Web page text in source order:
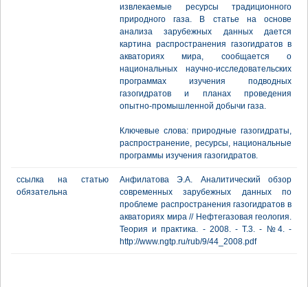
извлекаемые ресурсы традиционного
природного газа. В статье на основе
анализа зарубежных данных дается
картина распространения газогидратов в
акваториях мира, сообщается о
национальных научно-исследовательских
программах изучения подводных
газогидратов и планах проведения
опытно-промышленной добычи газа.
Ключевые слова: природные газогидраты,
распространение, ресурсы, национальные
программы изучения газогидратов.
ссылка на статью
обязательна
Анфилатова Э.А. Аналитический обзор
современных зарубежных данных по
проблеме распространения газогидратов в
акваториях мира // Нефтегазовая геология.
Теория и практика. - 2008. - Т.3. - №4. -
http://www.ngtp.ru/rub/9/44_2008.pdf